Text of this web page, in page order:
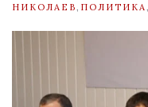
НИКОЛАЕВ ПОЛИТИКА